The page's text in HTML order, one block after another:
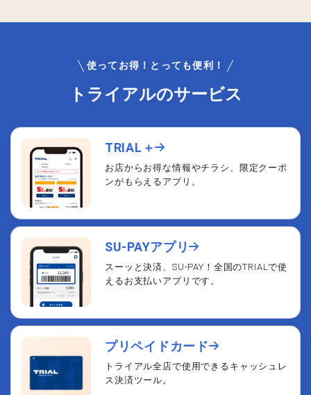
使ってお得！とっても便利！
トライアルのサービス
TRIAL＋
お店からお得な情報やチラシ、限定クーポ
ンがもらえるアプリ。
SU-PAYアプリ
スーッと決済、SU-PAY！全国のTRIALで使
えるお支払いアプリです。
プリペイドカード
トライアル全店で使用できるキャッシュレ
ス決済ツール。